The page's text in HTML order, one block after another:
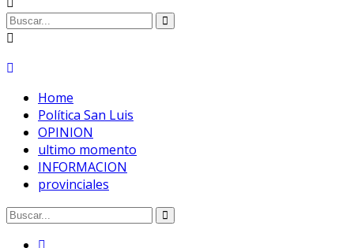
Home
Política San Luis
OPINION
ultimo momento
INFORMACION
provinciales